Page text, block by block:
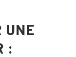
UNE
: